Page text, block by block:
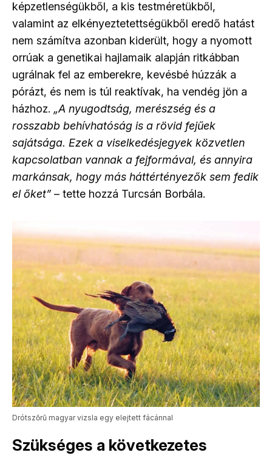
képzetlenségükből, a kis testméretükből,
valamint az elkényeztetettségükből eredő hatást
nem számítva azonban kiderült, hogy a nyomott
orrúak a genetikai hajlamaik alapján ritkábban
ugrálnak fel az emberekre, kevésbé húzzák a
pórázt, és nem is túl reaktívak, ha vendég jön a
házhoz. „A nyugodtság, merészség és a
rosszabb behívhatóság is a rövid fejűek
sajátsága. Ezek a viselkedésjegyek közvetlen
kapcsolatban vannak a fejformával, és annyira
markánsak, hogy más háttértényezők sem fedik
el őket” – tette hozzá Turcsán Borbála.
Drótszőrű magyar vizsla egy elejtett fácánnal
Szükséges a következetes